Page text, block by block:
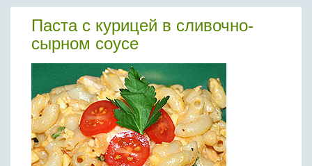
Паста с курицей в сливочно-
сырном соусе